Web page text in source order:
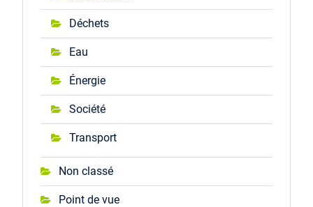
Déchets
Eau
Énergie
Société
Transport
Non classé
Point de vue